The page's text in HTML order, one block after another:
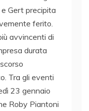
Gert precipita
ferito.
avvincenti di
durata
Tra gli eventi
23 gennaio
Roby Piantoni